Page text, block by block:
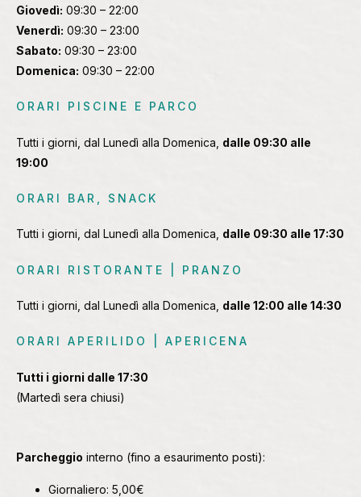
Giovedì: 09:30 – 22:00
Venerdì: 09:30 – 23:00
Sabato: 09:30 – 23:00
Domenica: 09:30 – 22:00
ORARI PISCINE E PARCO
Tutti i giorni, dal Lunedì alla Domenica, dalle 09:30 alle
19:00
ORARI BAR, SNACK
Tutti i giorni, dal Lunedì alla Domenica, dalle 09:30 alle 17:30
ORARI RISTORANTE | PRANZO
Tutti i giorni, dal Lunedì alla Domenica, dalle 12:00 alle 14:30
ORARI APERILIDO | APERICENA
Tutti i giorni dalle 17:30
(Martedì sera chiusi)
Parcheggio interno (fino a esaurimento posti):
Giornaliero: 5,00€